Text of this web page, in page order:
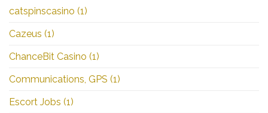
catspinscasino (1)
Cazeus (1)
ChanceBit Casino (1)
Communications, GPS (1)
Escort Jobs (1)